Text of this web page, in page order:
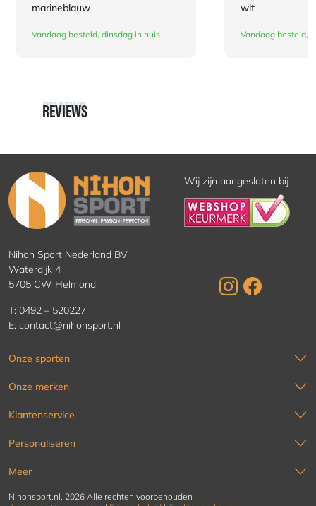
marineblauw
Vandaag besteld, dinsdag in huis
wit
Vandaag besteld,
REVIEWS
REVIEWS
Wij zijn aangesloten bij
Nihon Sport Nederland BV
Waterdijk 4
5705 CW Helmond
T: 0492 – 520227
E: contact@nihonsport.nl
Onze sporten
Onze merken
Klantenservice
Personaliseren
Meer
Nihonsport.nl, 2026 Alle rechten voorbehouden